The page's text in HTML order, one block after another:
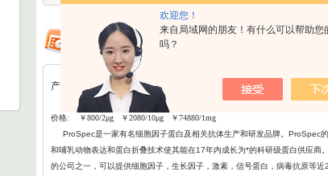
欢迎您！
来自局域网的朋友！有什么可以帮助您
吗？
产品详情
价格: ￥800/2μg ￥2080/10μg ￥74880/1mg
ProSpec是一家有名细胞因子蛋白及相关抗体生产和研发品牌。ProSpec
和哺乳动物表达和蛋白折叠技术使其能在17年内成长为*的科研级蛋白供应商
的公司之一，可以提供细胞因子，生长因子，激素，信号蛋白，病毒抗原等